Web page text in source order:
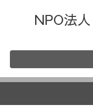
NPO法